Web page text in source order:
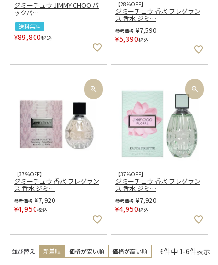
ジミーチュウ JIMMY CHOO バ
ックパ…
送料無料
¥89,800税込
【28％OFF】
ジミーチュウ 香水 フレグラン
ス 香水 ジミ…
参考価格 ¥7,590
¥5,390税込
【37％OFF】
ジミーチュウ 香水 フレグラン
ス 香水 ジミ…
参考価格 ¥7,920
¥4,950税込
【37％OFF】
ジミーチュウ 香水 フレグラン
ス 香水 ジミ…
参考価格 ¥7,920
¥4,950税込
並び替え 新着順 価格が安い順 価格が高い順 6件中 1-6件表示